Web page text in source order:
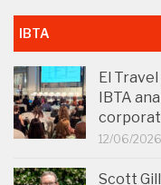
IBTA
El
IBTA
12/06/2026
Scott